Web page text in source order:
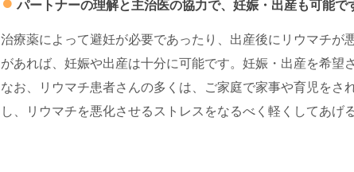
パートナーの理解と主治医の協力で、妊娠・出産も可能で
治療薬によって避妊が必要であったり、出産後にリウマチ
があれば、妊娠や出産は十分に可能です。妊娠・出産を希望
なお、リウマチ患者さんの多くは、ご家庭で家事や育児をさ
し、リウマチを悪化させるストレスをなるべく軽くしてあげ